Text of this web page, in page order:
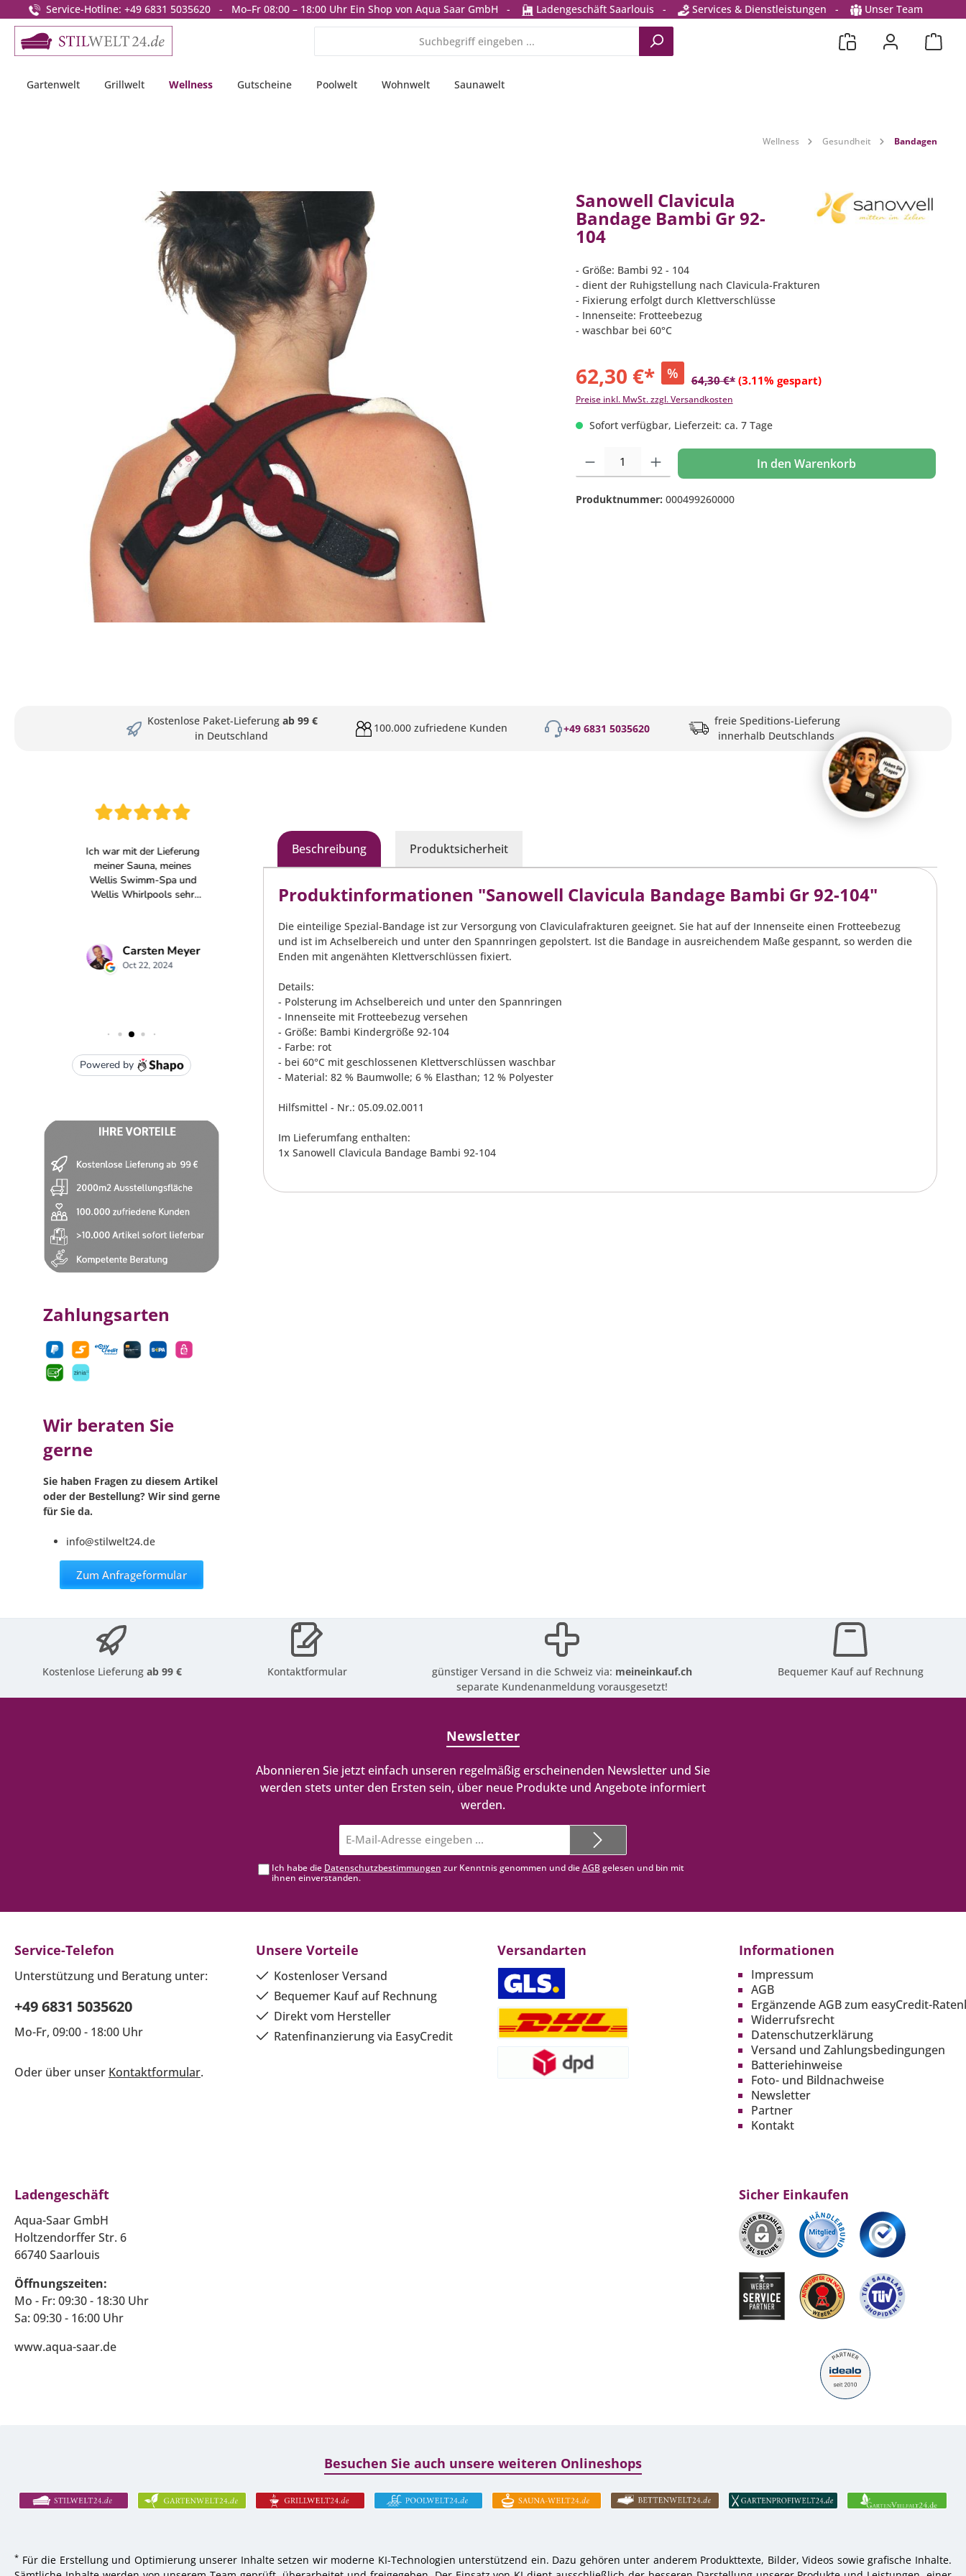
Zur Hauptnavigation springen
Service-Hotline: +49 6831 5035620 - Mo–Fr 08:00 – 18:00 Uhr Ein Shop von Aqua Saar GmbH - Ladengeschäft Saarlouis - Services & Dienstleistungen - Unser Team
Gartenwelt Grillwelt Wellness Gutscheine Poolwelt Wohnwelt Saunawelt
Wellness Gesundheit Bandagen
Bildergalerie überspringen Sanowell Clavicula
Bandage Bambi Gr 92-
104
- Größe: Bambi 92 - 104
- dient der Ruhigstellung nach Clavicula-Frakturen
- Fixierung erfolgt durch Klettverschlüsse
- Innenseite: Frotteebezug
- waschbar bei 60°C
62,30 €* % 64,30 €* (3.11% gespart)
Preise inkl. MwSt. zzgl. Versandkosten
Sofort verfügbar, Lieferzeit: ca. 7 Tage
Produkt Anzahl: Gib den gewünschten Wert ein oder benutze die Schaltflächen um die
In den Warenkorb
Produktnummer: 000499260000
Kostenlose Paket-Lieferung ab 99 €
in Deutschland
100.000 zufriedene Kunden +49 6831 5035620
freie Speditions-Lieferung
innerhalb Deutschlands
Zahlungsarten
Wir beraten Sie
gerne
Sie haben Fragen zu diesem Artikel
oder der Bestellung? Wir sind gerne
für Sie da.
info@stilwelt24.de
Zum Anfrageformular
Beschreibung Produktsicherheit
Produktinformationen "Sanowell Clavicula Bandage Bambi Gr 92-104"
Die einteilige Spezial-Bandage ist zur Versorgung von Claviculafrakturen geeignet. Sie hat auf der Innenseite einen Frotteebezug
und ist im Achselbereich und unter den Spannringen gepolstert. Ist die Bandage in ausreichendem Maße gespannt, so werden die
Enden mit angenähten Klettverschlüssen fixiert.
Details:
- Polsterung im Achselbereich und unter den Spannringen
- Innenseite mit Frotteebezug versehen
- Größe: Bambi Kindergröße 92-104
- Farbe: rot
- bei 60°C mit geschlossenen Klettverschlüssen waschbar
- Material: 82 % Baumwolle; 6 % Elasthan; 12 % Polyester
Hilfsmittel - Nr.: 05.09.02.0011
Im Lieferumfang enthalten:
1x Sanowell Clavicula Bandage Bambi 92-104
Kostenlose Lieferungab 99 € Kontaktformular günstiger Versand in die Schweiz via: meineinkauf.ch
separate Kundenanmeldung vorausgesetzt!
Bequemer Kauf auf Rechnung
Newsletter
Abonnieren Sie jetzt einfach unseren regelmäßig erscheinenden Newsletter und Sie
werden stets unter den Ersten sein, über neue Produkte und Angebote informiert
werden.
Mail-
Adresse*
Ich habe die Datenschutzbestimmungen zur Kenntnis genommen und dieAGBgelesen und bin mit
ihnen einverstanden.
Service-Telefon
Unterstützung und Beratung unter:
+49 6831 5035620
Mo-Fr, 09:00 - 18:00 Uhr
Oder über unser Kontaktformular.
Unsere Vorteile
Kostenloser Versand
Bequemer Kauf auf Rechnung
Direkt vom Hersteller
Ratenfinanzierung via EasyCredit
Versandarten Informationen
Impressum
AGB
Ergänzende AGB zum easyCredit-
Widerrufsrecht
Datenschutzerklärung
Versand und Zahlungsbedingungen
Batteriehinweise
Foto- und Bildnachweise
Newsletter
Partner
Kontakt
Ladengeschäft
Aqua-Saar GmbH
Holtzendorffer Str. 6
66740 Saarlouis
Öffnungszeiten:
Mo - Fr: 09:30 - 18:30 Uhr
Sa: 09:30 - 16:00 Uhr
www.aqua-saar.de
Sicher Einkaufen
Besuchen Sie auch unsere weiteren Onlineshops
* Für die Erstellung und Optimierung unserer Inhalte setzen wir moderne KI-Technologien unterstützend ein. Dazu gehören unter anderem Produkttexte, Bilder, Videos sowie grafische Inhalte.